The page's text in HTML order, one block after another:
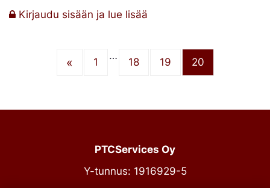
Kirjaudu sisään ja lue lisää
Työterveyshuollon
julkiset
« 1
…
18 19 20
PTCServices Oy
Y-tunnus: 1916929-5